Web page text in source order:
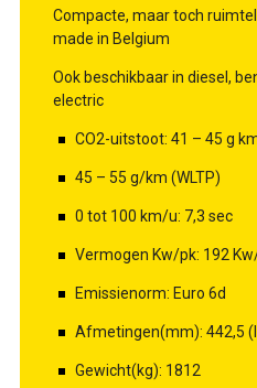
Compacte, maar toch
made in Belgium
Ook beschikbaar in diesel,
electric
CO2-uitstoot: 41 – 45 g
45 – 55 g/km (WLTP)
0 tot 100 km/u: 7,3 sec
Vermogen Kw/pk: 192
Emissienorm: Euro 6d
Afmetingen(mm): 442,5
Gewicht(kg): 1812